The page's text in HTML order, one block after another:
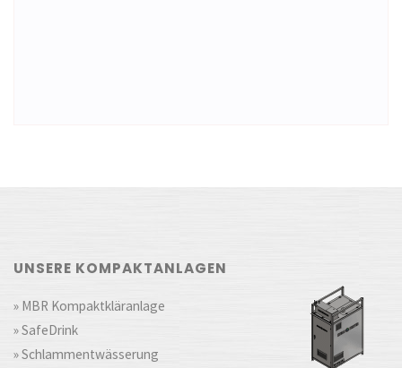
UNSERE KOMPAKTANLAGEN
» MBR Kompaktkläranlage
» SafeDrink
» Schlammentwässerung